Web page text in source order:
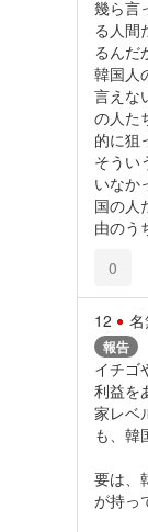
幾ら言
る人間
るんだ
韓国人
言えな
の人た
的に狙
そうい
いなか
国の人
由のう
0
12 名
報告
イチゴ
利益を
家レベ
も、韓
要は、
が持っ